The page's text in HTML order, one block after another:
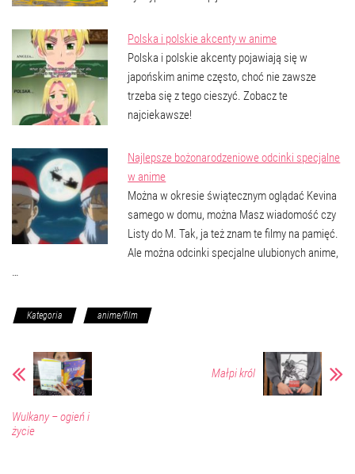
Polska i polskie akcenty w anime
Polska i polskie akcenty pojawiają się w
japońskim anime często, choć nie zawsze
trzeba się z tego cieszyć. Zobacz te
najciekawsze!
Najlepsze bożonarodzeniowe odcinki specjalne
w anime
Można w okresie świątecznym oglądać Kevina
samego w domu, można Masz wiadomość czy
Listy do M. Tak, ja też znam te filmy na pamięć.
Ale można odcinki specjalne ulubionych anime,
…
Kategoria anime/film
Wulkany – ogień i
życie
Małpi król